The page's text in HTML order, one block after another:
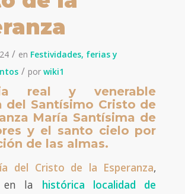
/ en Festividades, ferias y
/ por wiki1
real y venerable
del Santísimo Cristo de
María Santísima de
y el santo cielo por
de las almas.
del Cristo de la Esperanza,
en la histórica localidad de